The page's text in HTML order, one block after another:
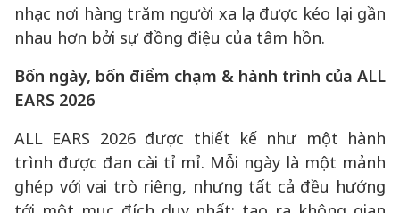
nhạc nơi hàng trăm người xa lạ được kéo lại gần
nhau hơn bởi sự đồng điệu của tâm hồn.
Bốn ngày, bốn điểm chạm & hành trình của ALL
EARS 2026
ALL EARS 2026 được thiết kế như một hành
trình được đan cài tỉ mỉ. Mỗi ngày là một mảnh
ghép với vai trò riêng, nhưng tất cả đều hướng